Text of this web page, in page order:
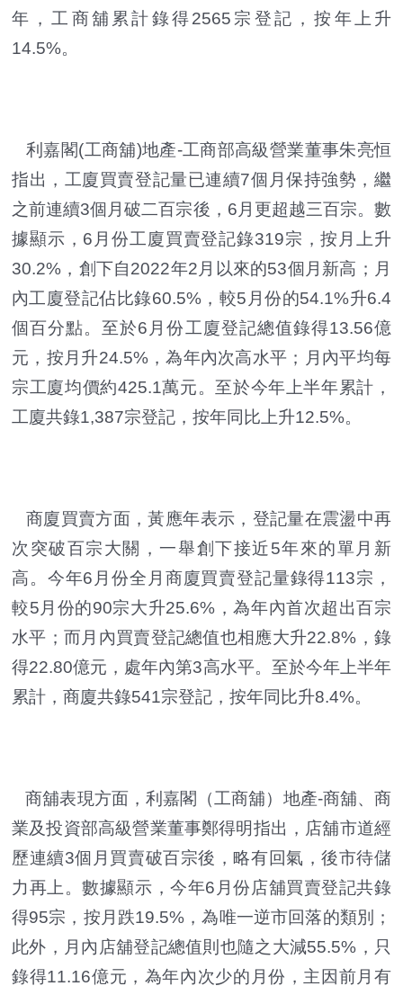
年，工商舖累計錄得2565宗登記，按年上升
14.5%。
利嘉閣(工商舖)地產-工商部高級營業董事朱亮恒
指出，工廈買賣登記量已連續7個月保持強勢，繼
之前連續3個月破二百宗後，6月更超越三百宗。數
據顯示，6月份工廈買賣登記錄319宗，按月上升
30.2%，創下自2022年2月以來的53個月新高；月
內工廈登記佔比錄60.5%，較5月份的54.1%升6.4
個百分點。至於6月份工廈登記總值錄得13.56億
元，按月升24.5%，為年內次高水平；月內平均每
宗工廈均價約425.1萬元。至於今年上半年累計，
工廈共錄1,387宗登記，按年同比上升12.5%。
商廈買賣方面，黃應年表示，登記量在震盪中再
次突破百宗大關，一舉創下接近5年來的單月新
高。今年6月份全月商廈買賣登記量錄得113宗，
較5月份的90宗大升25.6%，為年內首次超出百宗
水平；而月內買賣登記總值也相應大升22.8%，錄
得22.80億元，處年內第3高水平。至於今年上半年
累計，商廈共錄541宗登記，按年同比升8.4%。
商舖表現方面，利嘉閣（工商舖）地產-商舖、商
業及投資部高級營業董事鄭得明指出，店舖市道經
歷連續3個月買賣破百宗後，略有回氣，後市待儲
力再上。數據顯示，今年6月份店舖買賣登記共錄
得95宗，按月跌19.5%，為唯一逆市回落的類別；
此外，月內店舖登記總值則也隨之大減55.5%，只
錄得11.16億元，為年內次少的月份，主因前月有